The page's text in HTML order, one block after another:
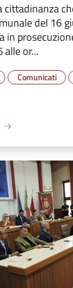
cittadinanza
del 16
in
alle or...
Comunicati